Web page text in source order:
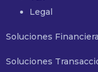
Legal
Soluciones
Soluciones